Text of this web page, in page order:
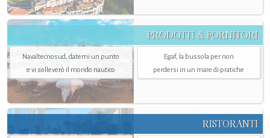
PRODOTTI & FORNITORI
Navaltecnosud, datemi un punto
e vi solleverò il mondo nautico
Egaf, la bussola per non
perdersi in un mare di pratiche
RISTORANTI